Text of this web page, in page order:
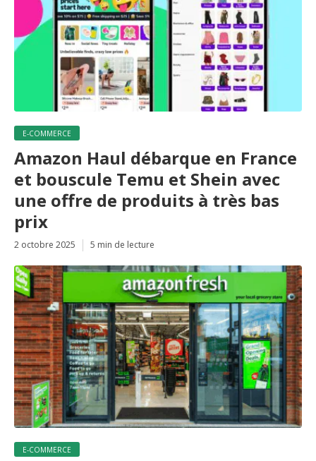
E-COMMERCE
Amazon Haul débarque en France
et bouscule Temu et Shein avec
une offre de produits à très bas
prix
2 octobre 2025 5 min de lecture
E-COMMERCE